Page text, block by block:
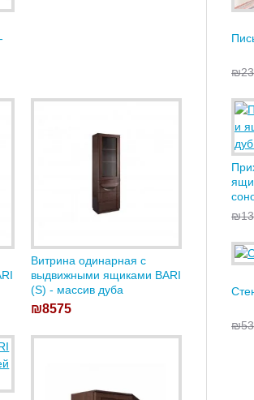
Витрина одинарная с
выдвижными ящиками BARI
(S) - массив дуба
₪8575